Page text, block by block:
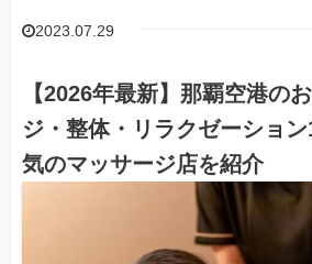
2023.07.29
【2026年最新】那覇空港の
ジ・整体・リラクゼーショ
気のマッサージ店を紹介